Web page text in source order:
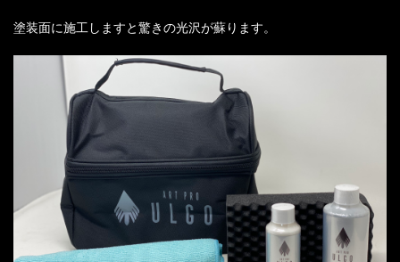
塗装面に施工しますと驚きの光沢が蘇ります。